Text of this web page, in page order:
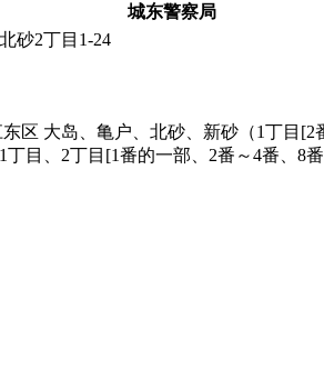
城东警察局
砂2丁目1-24
区 大岛、亀户、北砂、新砂（1丁目[2
丁目、2丁目[1番的一部、2番～4番、8